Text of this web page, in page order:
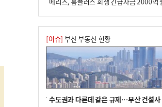
[이슈] 부산 부동산 현황